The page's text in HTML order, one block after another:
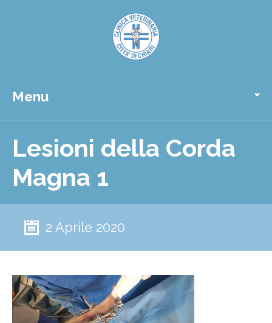
Menu
Lesioni della Corda
Magna 1
2 Aprile 2020